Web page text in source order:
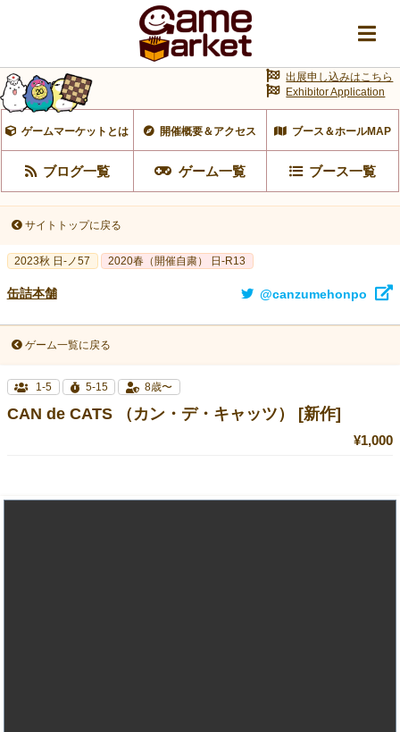
ゲームマーケットとは 開催概要＆アクセス ブース＆ホールMAP
ブログ一覧 ゲーム一覧 ブース一覧
出展申し込みはこちら
Exhibitor Application
サイトトップに戻る
2023秋 日-ノ57 2020春（開催自粛） 日-R13
缶詰本舗 @canzumehonpo
ゲーム一覧に戻る
1-5 5-15 8歳〜
CAN de CATS （カン・デ・キャッツ） [新作]
¥1,000